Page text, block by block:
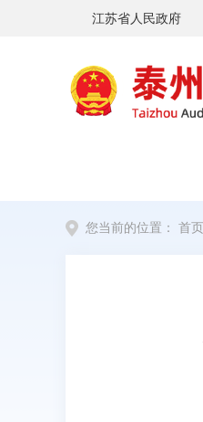
江苏省人民政府
您当前的位置： 首页